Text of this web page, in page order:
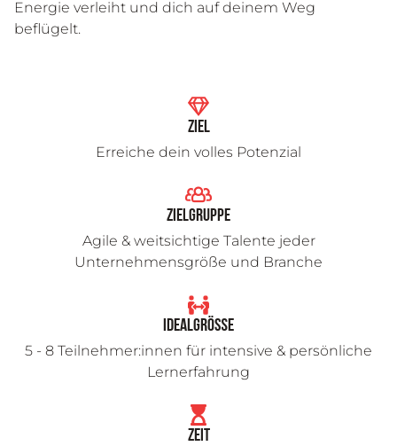
Energie verleiht und dich auf deinem Weg
beflügelt.
Ziel
Erreiche dein volles Potenzial
Zielgruppe
Agile & weitsichtige Talente jeder
Unternehmensgröße und Branche
Idealgröße
5 - 8 Teilnehmer:innen für intensive & persönliche
Lernerfahrung
Zeit